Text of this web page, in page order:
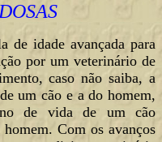
de idade avançada para
por um veterinário de
caso não saiba, a
um cão e a do homem,
de vida de um cão
Com os avanços